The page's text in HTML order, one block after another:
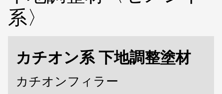
系〉
カチオン系 下地調整塗材
カチオンフィラー